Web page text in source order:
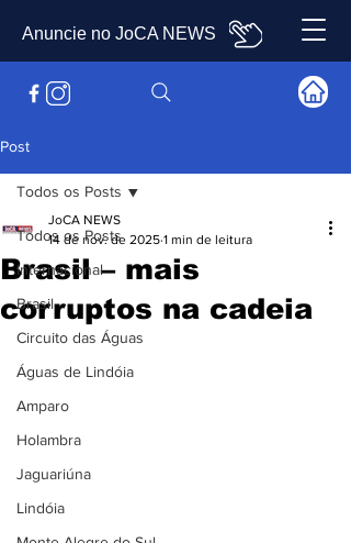
Anuncie no JoCA NEWS
Post
Todos os Posts
Internacional
Brasil
Circuito das Águas
Águas de Lindóia
Amparo
Holambra
Jaguariúna
Lindóia
Todos os Posts
Brasil – mais
corruptos na cadeia
JoCA NEWS
14 de nov. de 2025 1 min de leitura